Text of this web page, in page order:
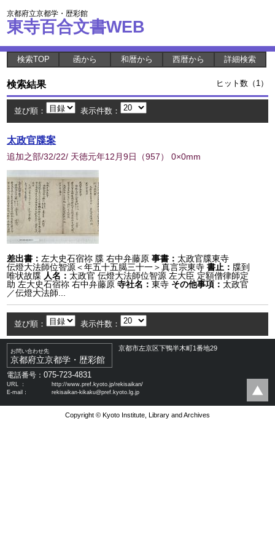
京都府立京都学・歴彩館
東寺百合文書WEB
検索TOP 函から 和暦から 西暦から 詳細検索
検索結果 ヒット数（1）
並び順： 表示件数：
太政官牒案
追加之部/32/22/ 天徳元年12月9日 （957） 0×0mm
差出書： 左大史石宿祢 牒 右中弁藤原 事書： 太政官牒東寺
伝燈大法師位智源＜年五十五臈三十一＞真言宗東寺 書止： 牒到
唯状故牒 人名： 太政官 伝燈大法師位智源 左大臣 定額僧律師定
助 左大史石宿祢 右中弁藤原 寺社名：東寺 その他事項： 太政官
／伝燈大法師...
並び順： 表示件数：
お問い合わせ先
京都府立京都学・歴彩館
京都市左京区下鴨半木町1番地29
電話番号：075-723-4831
URL ：
http://www.pref.kyoto.jp/rekisaikan/
E-mail：
rekisaikan-kikaku@pref.kyoto.lg.jp
Copyright © Kyoto Institute, Library and Archives